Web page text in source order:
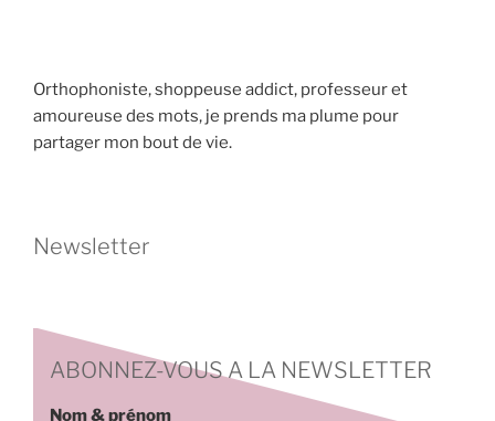
Orthophoniste, shoppeuse addict, professeur et
amoureuse des mots, je prends ma plume pour
partager mon bout de vie.
Newsletter
ABONNEZ-VOUS A LA NEWSLETTER
Nom & prénom